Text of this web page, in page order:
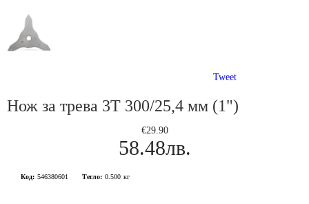
Tweet
Нож за трева 3Т 300/25,4 мм (1")
€29.90
58.48лв.
Код: 546380601 Тегло: 0.500 кг